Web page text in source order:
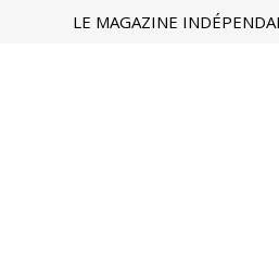
LE MAGAZINE